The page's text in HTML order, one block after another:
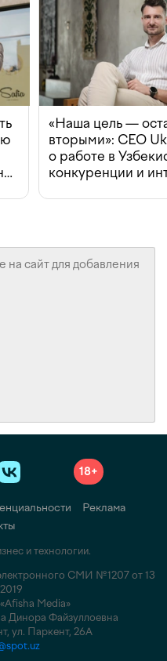
«Наша цель —
вторыми»: CEO
о работе в
конкуренции и
18+
Реклама
и технологии.
СМИ №1207 от 13
Media»
Динора Файзуллоевна
ул. Паркент, 26А